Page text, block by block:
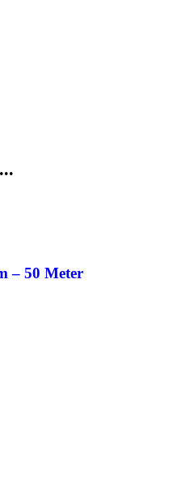
– 50 Meter